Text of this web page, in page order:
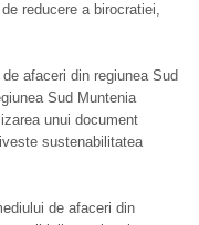
reducere a birocratiei,
afaceri din regiunea Sud
Sud Muntenia
unui document
sustenabilitatea
de afaceri din